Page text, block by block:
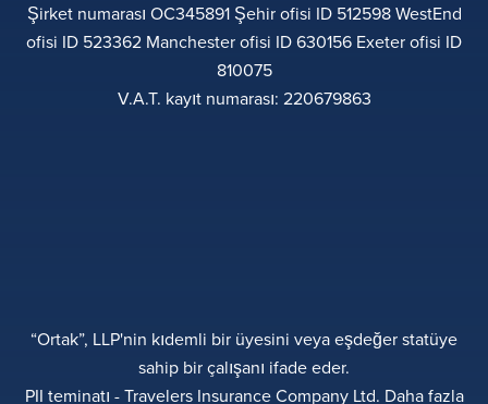
Şirket numarası OC345891 Şehir ofisi ID 512598 WestEnd
ofisi ID 523362 Manchester ofisi ID 630156 Exeter ofisi ID
810075
V.A.T. kayıt numarası: 220679863
“Ortak”, LLP'nin kıdemli bir üyesini veya eşdeğer statüye
sahip bir çalışanı ifade eder.
PII teminatı - Travelers Insurance Company Ltd. Daha fazla